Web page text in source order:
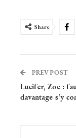
Share
PREV POST
Lucifer, Zoe :
davantage s’y